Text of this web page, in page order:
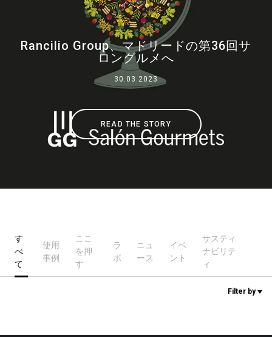
イベント
Rancilio Group、マドリードの第36回サ
ロングルメへ
30.03.2023
READ THE STORY
す
べ
て
使用
事例
ここ
を押
す
ラ
ボ
ニュ
ース
イベ
ント
サスティ
ナビリテ
ィ
Filter by
Our brands
ニュース
サスティナビリティ